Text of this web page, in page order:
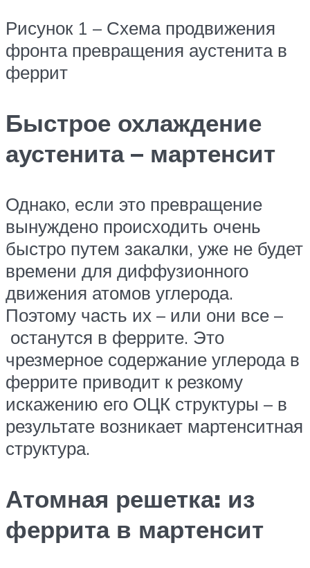
Рисунок 1 – Схема продвижения
фронта превращения аустенита в
феррит
Быстрое охлаждение
аустенита – мартенсит
Однако, если это превращение
вынуждено происходить очень
быстро путем закалки, уже не будет
времени для диффузионного
движения атомов углерода.
Поэтому часть их – или они все –
останутся в феррите. Это
чрезмерное содержание углерода в
феррите приводит к резкому
искажению его ОЦК структуры – в
результате возникает мартенситная
структура.
Атомная решетка: из
феррита в мартенсит